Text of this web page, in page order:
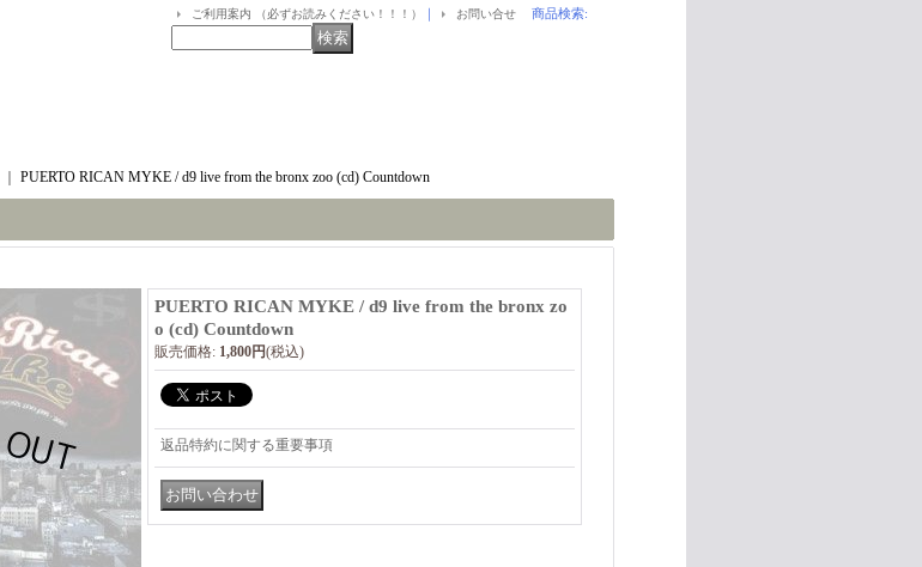
ご利用案内 （必ずお読みください！！！） ｜ お問い合せ 商品検索:
PUERTO RICAN MYKE / d9 live from the bronx zoo (cd) Countdown
PUERTO RICAN MYKE / d9 live from the bronx zo
o (cd) Countdown
販売価格: 1,800円(税込)
返品特約に関する重要事項